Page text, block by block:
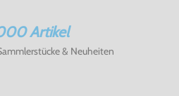
Artikel
& Neuheiten